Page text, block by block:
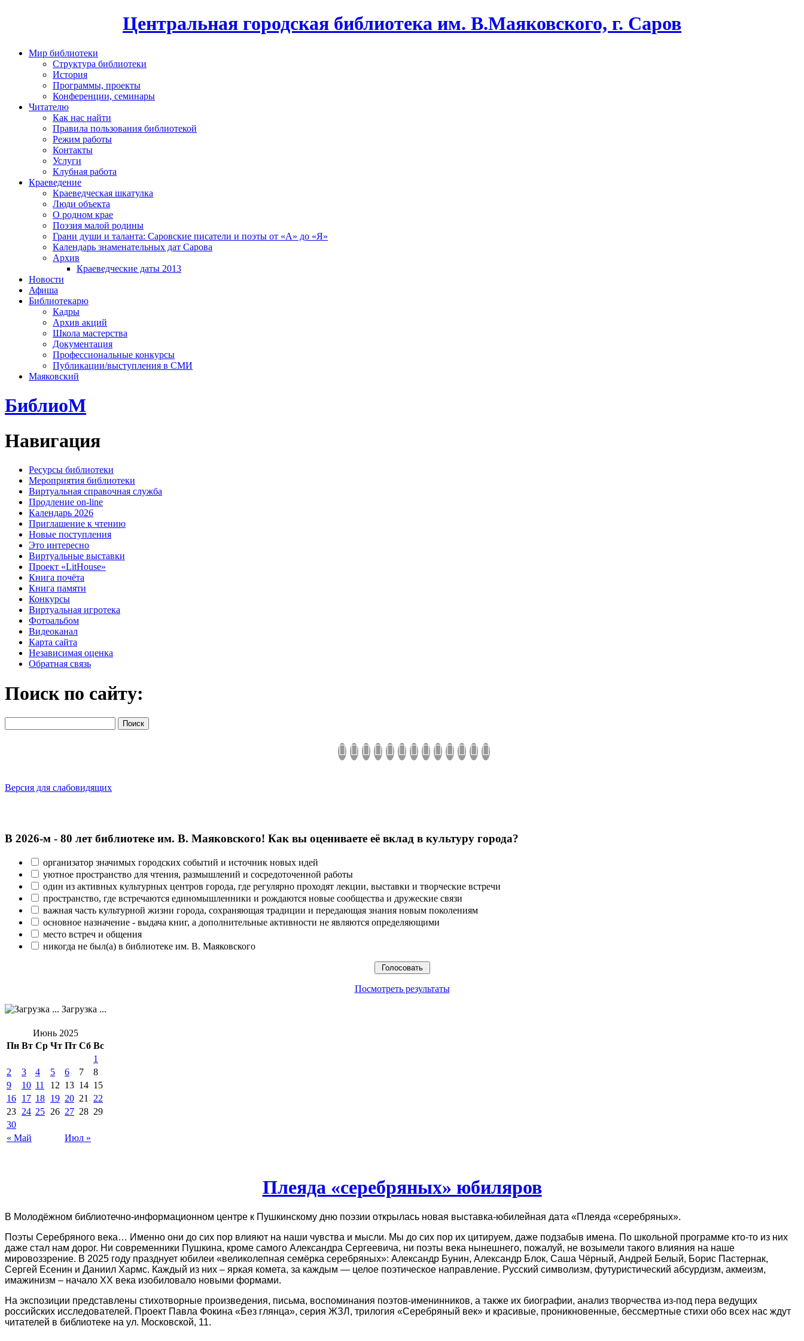
Центральная городская библиотека им. В.Маяковского, г. Саров
Мир библиотеки
Структура библиотеки
История
Программы, проекты
Конференции, семинары
Читателю
Как нас найти
Правила пользования библиотекой
Режим работы
Контакты
Услуги
Клубная работа
Краеведение
Краеведческая шкатулка
Люди объекта
О родном крае
Поэзия малой родины
Грани души и таланта: Саровские писатели и поэты от «А» до «Я»
Календарь знаменательных дат Сарова
Архив
Краеведческие даты 2013
Новости
Афиша
Библиотекарю
Кадры
Архив акций
Школа мастерства
Документация
Профессиональные конкурсы
Публикации/выступления в СМИ
Маяковский
БиблиоМ
Навигация
Ресурсы библиотеки
Мероприятия библиотеки
Виртуальная справочная служба
Продление on-line
Календарь 2026
Приглашение к чтению
Новые поступления
Это интересно
Виртуальные выставки
Проект «LitHouse»
Книга почёта
Книга памяти
Конкурсы
Виртуальная игротека
Фотоальбом
Видеоканал
Карта сайта
Независимая оценка
Обратная связь
Поиск по сайту:
Версия для слабовидящих
В 2026‑м - 80 лет библиотеке им. В. Маяковского! Как вы оцениваете её вклад в культуру города?
организатор значимых городских событий и источник новых идей
уютное пространство для чтения, размышлений и сосредоточенной работы
один из активных культурных центров города, где регулярно проходят лекции, выставки и творческие встречи
пространство, где встречаются единомышленники и рождаются новые сообщества и дружеские связи
важная часть культурной жизни города, сохраняющая традиции и передающая знания новым поколениям
основное назначение - выдача книг, а дополнительные активности не являются определяющими
место встреч и общения
никогда не был(а) в библиотеке им. В. Маяковского
Посмотреть результаты
Загрузка ...
Июнь 2025
Пн Вт Ср Чт Пт Сб Вс
« Май Июл »
1
2
3 4 5 6 7
8
9
10 11 12 13 14 15
16 17 18 19 20 21
22
23 24 25 26 27 28 29
30
Плеяда «серебряных» юбиляров
В Молодёжном библиотечно-информационном центре к Пушкинскому дню поэзии открылась новая выставка-юбилейная дата «Плеяда «серебряных».
Поэты Серебряного века… Именно они до сих пор влияют на наши чувства и мысли. Мы до сих пор их цитируем, даже подзабыв имена. По школьной программе кто-то из них
даже стал нам дорог. Ни современники Пушкина, кроме самого Александра Сергеевича, ни поэты века нынешнего, пожалуй, не возымели такого влияния на наше
мировоззрение. В 2025 году празднует юбилеи «великолепная семёрка серебряных»: Александр Бунин, Александр Блок, Саша Чёрный, Андрей Белый, Борис Пастернак,
Сергей Есенин и Даниил Хармс. Каждый из них – яркая комета, за каждым — целое поэтическое направление. Русский символизм, футуристический абсурдизм, акмеизм,
имажинизм – начало ХХ века изобиловало новыми формами.
На экспозиции представлены стихотворные произведения, письма, воспоминания поэтов-именинников, а также их биографии, анализ творчества из-под пера ведущих
российских исследователей. Проект Павла Фокина «Без глянца», серия ЖЗЛ, трилогия «Серебряный век» и красивые, проникновенные, бессмертные стихи обо всех нас ждут
читателей в библиотеке на ул. Московской, 11.